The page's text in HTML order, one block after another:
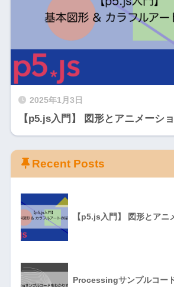
2025年1月3日
【p5.js入門】 図形とアニメーシ
Recent Posts
【p5.js入門】 図形とアニ
Processingサンプルコー